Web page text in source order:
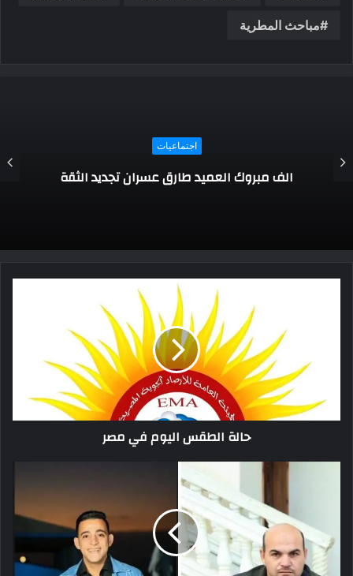
مباحث المطرية
اجتماعيات
إنا لله وإنا إليه راجعون (عزاء واجب)
حالة الطقس اليوم في مصر